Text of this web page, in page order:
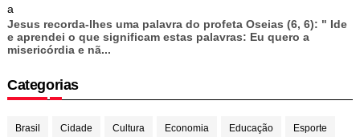
a
Jesus recorda-lhes uma palavra do profeta Oseias (6, 6): " Ide
e aprendei o que significam estas palavras: Eu quero a
misericórdia e nã...
Categorias
Brasil Cidade Cultura Economia Educação Esporte